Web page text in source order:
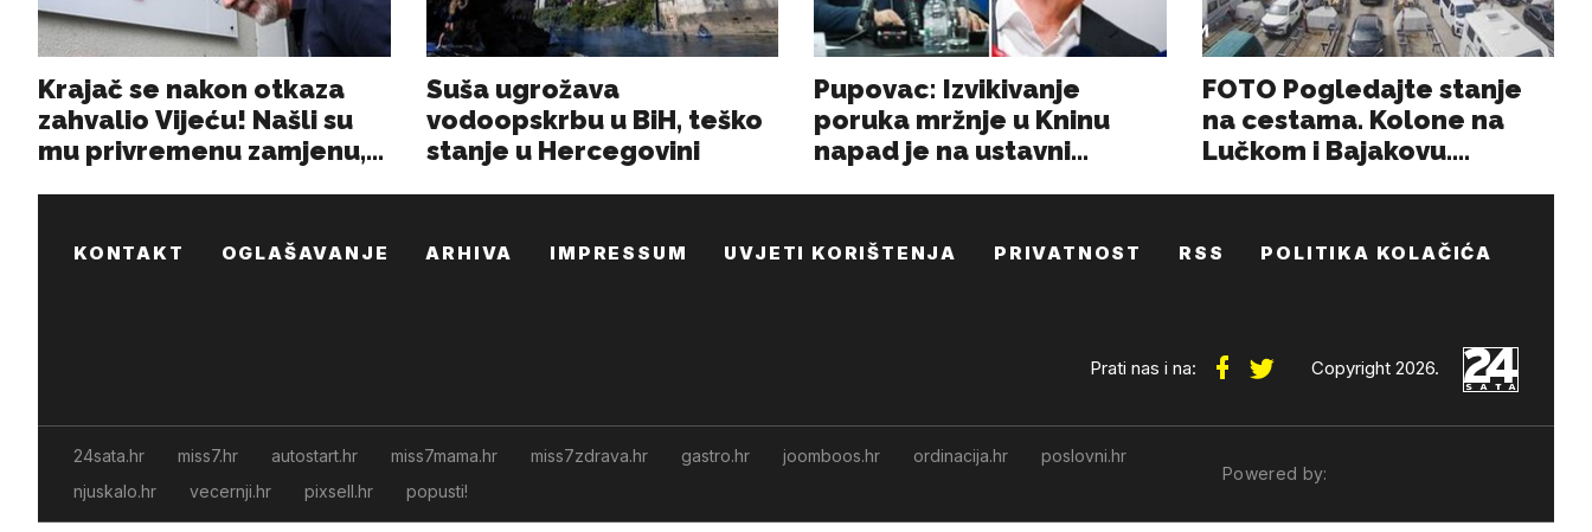
KONTAKT OGLAŠAVANJE ARHIVA IMPRESSUM UVJETI KORIŠTENJA PRIVATNOST RSS POLITIKA KOLAČIĆA
Prati nas i na: Copyright 2026.
24sata.hr miss7.hr autostart.hr miss7mama.hr miss7zdrava.hr gastro.hr joomboos.hr ordinacija.hr
poslovni.hr
njuskalo.hr
vecernji.hr pixsell.hr popusti!
Powered by: